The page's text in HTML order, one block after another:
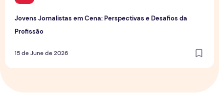
Jovens Jornalistas em Cena: Perspectivas e Desafios da
Profissão
15 de June de 2026